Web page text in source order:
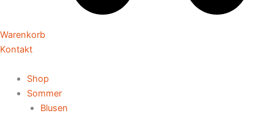
Warenkorb
Kontakt
Shop
Sommer
Blusen